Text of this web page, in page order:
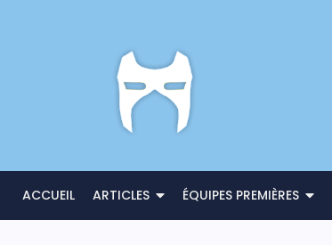
ACCUEIL ARTICLES ÉQUIPES PREMIÈRES